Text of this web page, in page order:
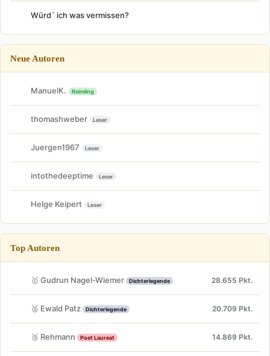
Würd` ich was vermissen?
Neue Autoren
ManuelK. Reimling
thomashweber Leser
Juergen1967 Leser
intothedeeptime Leser
Helge Keipert Leser
Top Autoren
🥇 Gudrun Nagel-Wiemer Dichterlegende 28.655 Pkt.
🥈 Ewald Patz Dichterlegende 20.709 Pkt.
🥉 Rehmann Poet Laureat 14.869 Pkt.